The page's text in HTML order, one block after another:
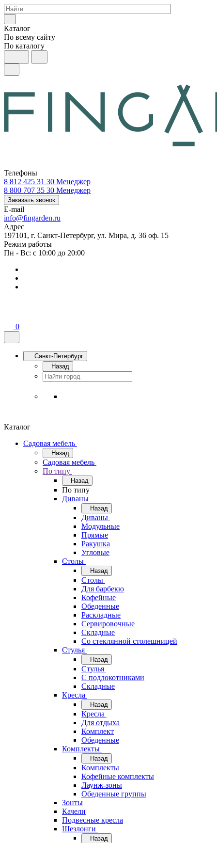
Каталог
По всему сайту
По каталогу
Телефоны
8 812 425 31 30 Менеджер
8 800 707 35 30 Менеджер
Заказать звонок
E-mail
info@fingarden.ru
Адрес
197101, г. Санкт-Петербург, ул. Мира, д. 36 оф. 15
Режим работы
Пн - Вс: с 10:00 до 20:00
0
Санкт-Петербург
Назад
Каталог
Садовая мебель
Назад
Садовая мебель
По типу
Назад
По типу
Диваны
Назад
Диваны
Модульные
Прямые
Ракушка
Угловые
Столы
Назад
Столы
Для барбекю
Кофейные
Обеденные
Раскладные
Сервировочные
Складные
Со стеклянной столешницей
Стулья
Назад
Стулья
С подлокотниками
Складные
Кресла
Назад
Кресла
Для отдыха
Комплект
Обеденные
Комплекты
Назад
Комплекты
Кофейные комплекты
Лаунж-зоны
Обеденные группы
Зонты
Качели
Подвесные кресла
Шезлонги
Назад